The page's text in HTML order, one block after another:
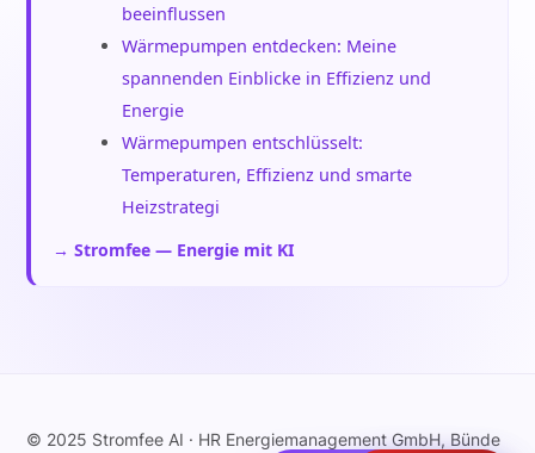
beeinflussen
Wärmepumpen entdecken: Meine
spannenden Einblicke in Effizienz und
Energie
Wärmepumpen entschlüsselt:
Temperaturen, Effizienz und smarte
Heizstrategi
→ Stromfee — Energie mit KI
© 2025 Stromfee AI · HR Energiemanagement GmbH, Bünde